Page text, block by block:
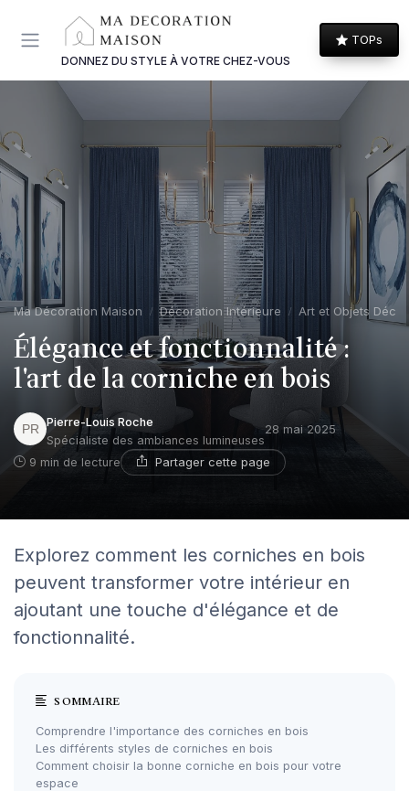
DONNEZ DU STYLE À VOTRE CHEZ-VOUS
TOPs
Ma Décoration Maison Décoration Intérieure Art et Objets
Élégance et fonctionnalité :
l'art de la corniche en bois
Pierre-Louis Roche
Spécialiste des ambiances lumineuses
28 mai 2025
9 min de lecture Partager cette page
Explorez comment les corniches en bois
peuvent transformer votre intérieur en
ajoutant une touche d'élégance et de
fonctionnalité.
SOMMAIRE
Comprendre l'importance des corniches en bois
Les différents styles de corniches en bois
Comment choisir la bonne corniche en bois pour votre
espace
Panneau de gestion des cookies